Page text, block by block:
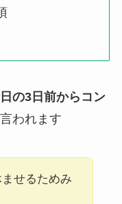
の3日前からコン
われます
せるためみ